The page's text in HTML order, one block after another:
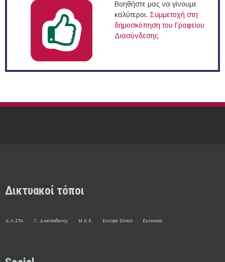
Βοηθήστε μας να γίνουμε
καλύτεροι. Συμμετοχή στη
δημοσκόπηση του Γραφείου
Διασύνδεσης
Δικτυακοί τόποι
Δ.Α.ΣΤΑ. Γ. Διασύνδεσης Μ.Κ.Ε. Europe Direct Euraxess